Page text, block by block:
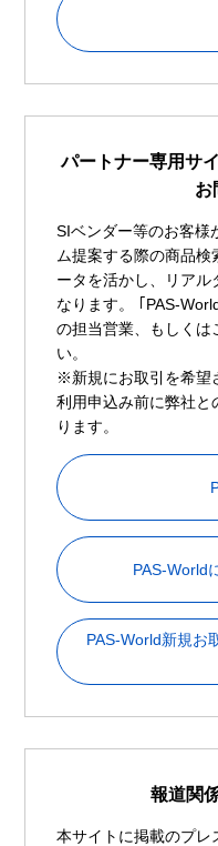
パートナー専用サ
お
SIベンダー等のお客様
ム提案する際の商品
ータを活かし、リアル
なります。 ｢PAS-
の担当営業、もしくは
い。
※新規にお取引を希望
利用申込み前に弊社と
ります。
PAS-World
PAS-World新規お
報道関
本サイトに掲載のプレ